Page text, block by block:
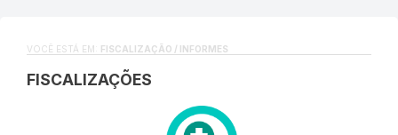
VOCÊ ESTÁ EM: FISCALIZAÇÃO / INFORMES
FISCALIZAÇÕES